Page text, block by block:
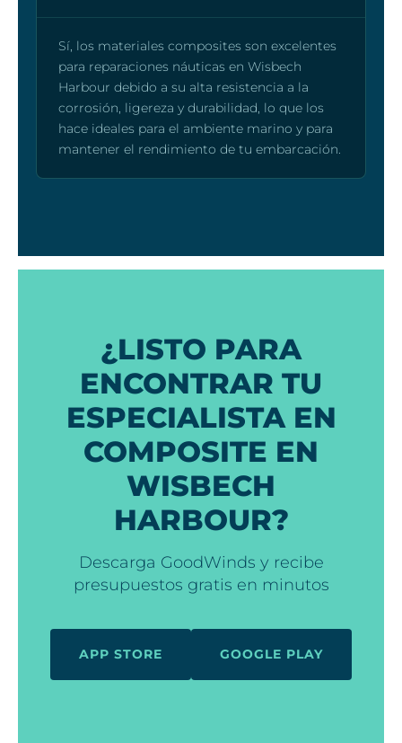
Sí, los materiales composites son excelentes
para reparaciones náuticas en Wisbech
Harbour debido a su alta resistencia a la
corrosión, ligereza y durabilidad, lo que los
hace ideales para el ambiente marino y para
mantener el rendimiento de tu embarcación.
¿LISTO PARA
ENCONTRAR TU
ESPECIALISTA EN
COMPOSITE EN
WISBECH
HARBOUR?
Descarga GoodWinds y recibe
presupuestos gratis en minutos
APP STORE GOOGLE PLAY